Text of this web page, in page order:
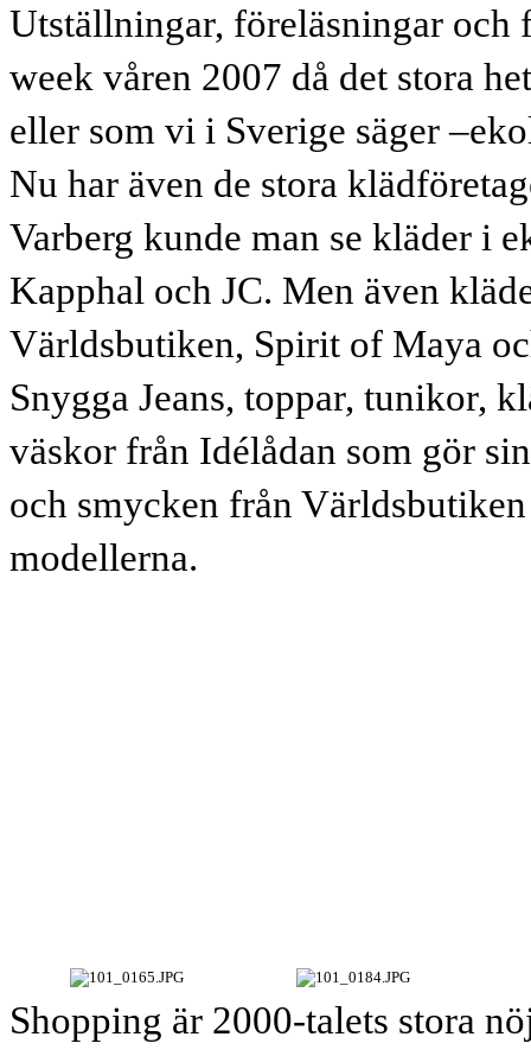
Utställningar, föreläsningar och
week våren 2007 då det stora
eller som vi i Sverige säger
Nu har även de stora
Varberg kunde man se kläder i
Kapphal och JC. Men även
Världsbutiken, Spirit of Maya
Snygga Jeans, toppar, tunikor,
väskor från Idélådan som gör
och smycken från
modellerna.
Shopping är 2000-talets stora